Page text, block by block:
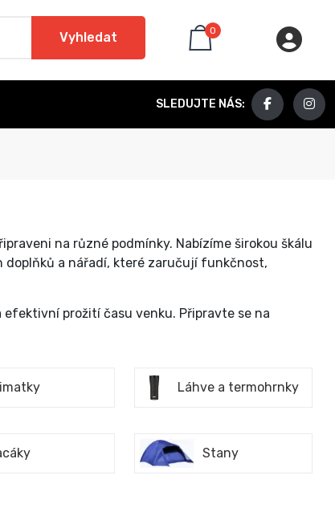
Vyhledat 0
SLEDUJTE NÁS:
na různé podmínky. Nabízíme širokou škálu
a nářadí, které zaručují funkčnost,
prožití času venku. Připravte se na
Láhve a termohrnky
Stany